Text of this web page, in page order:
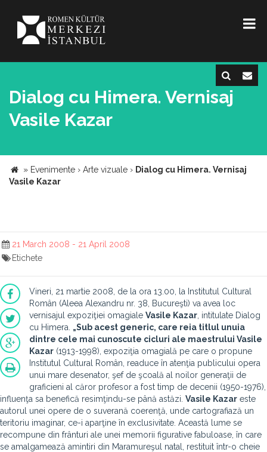
Dialog cu Himera. Vernisaj
Vasile Kazar
» Evenimente › Arte vizuale › Dialog cu Himera. Vernisaj
Vasile Kazar
21 March 2008 - 21 April 2008
Etichete
Vineri, 21 martie 2008, de la ora 13.00, la Institutul Cultural
Român (Aleea Alexandru nr. 38, Bucureşti) va avea loc
vernisajul expoziţiei omagiale Vasile Kazar , intitulate Dialog
cu Himera. „Sub acest generic, care reia titlul unuia
dintre cele mai cunoscute cicluri ale maestrului Vasile
Kazar (1913-1998), expoziţia omagială pe care o propune
Institutul Cultural Român, readuce în atenţia publicului opera
unui mare desenator, şef de şcoală al noilor generaţii de
graficieni al căror profesor a fost timp de decenii (1950-1976),
influenţa sa benefică resimţindu-se până astăzi. Vasile Kazar este
autorul unei opere de o suverană coerenţă, unde cartografiază un
teritoriu imaginar, ce-i aparţine în exclusivitate. Această lume se
recompune din frânturi ale unei memorii figurative fabuloase, în care
se amalgamează amintiri din Maramureşul natal, restituit într-o cheie